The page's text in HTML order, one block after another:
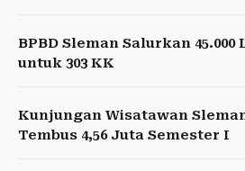
BPBD Sleman Salurkan
untuk 303 KK
Kunjungan Wisatawan
Tembus 4,56 Juta Semester I